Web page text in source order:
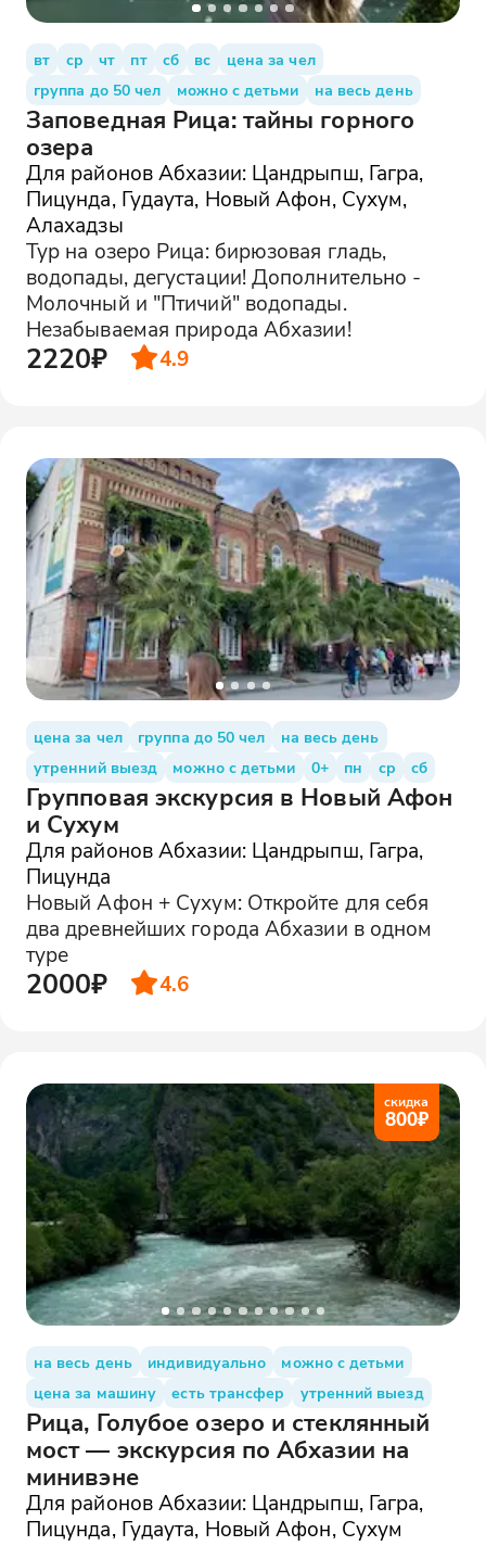
вт ср чт пт сб вс
цена за чел
группа до 50 чел
можно с детьми на весь день
Заповедная Рица: тайны горного
озера
Для районов Абхазии: Цандрыпш, Гагра,
Пицунда, Гудаута, Новый Афон, Сухум,
Алахадзы
Тур на озеро Рица: бирюзовая гладь,
водопады, дегустации! Дополнительно -
Молочный и "Птичий" водопады.
Незабываемая природа Абхазии!
2220₽ 4.9
цена за чел группа до 50 чел
на весь день
утренний выезд
можно с детьми 0+ пн ср сб
Групповая экскурсия в Новый Афон
и Сухум
Для районов Абхазии: Цандрыпш, Гагра,
Пицунда
Новый Афон + Сухум: Откройте для себя
два древнейших города Абхазии в одном
туре
2000₽ 4.6
скидка
800₽
на весь день индивидуально
можно с детьми
цена за машину
есть трансфер утренний выезд
Рица, Голубое озеро и стеклянный
мост — экскурсия по Абхазии на
минивэне
Для районов Абхазии: Цандрыпш, Гагра,
Пицунда, Гудаута, Новый Афон, Сухум